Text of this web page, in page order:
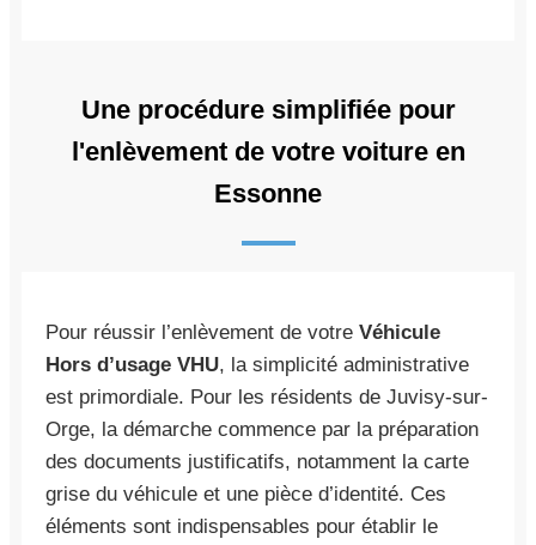
Une procédure simplifiée pour
l'enlèvement de votre voiture en
Essonne
Pour réussir l’enlèvement de votre Véhicule
Hors d’usage VHU, la simplicité administrative
est primordiale. Pour les résidents de Juvisy-sur-
Orge, la démarche commence par la préparation
des documents justificatifs, notamment la carte
grise du véhicule et une pièce d’identité. Ces
éléments sont indispensables pour établir le